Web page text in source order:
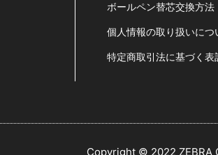
ボールペン替芯交換方法
個人情報の取り扱いにつ
特定商取引法に基づく表
Copyright © 2022 ZEBRA